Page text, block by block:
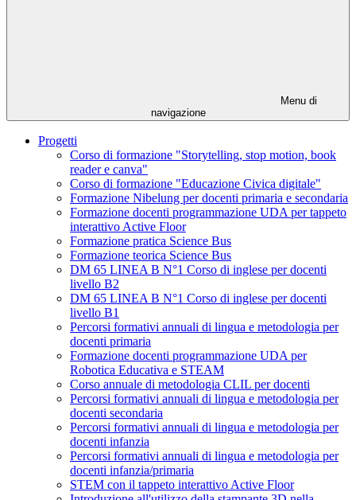
Menu di
navigazione
Progetti
Corso di formazione "Storytelling, stop motion, book
reader e canva"
Corso di formazione "Educazione Civica digitale"
Formazione Nibelung per docenti primaria e secondaria
Formazione docenti programmazione UDA per tappeto
interattivo Active Floor
Formazione pratica Science Bus
Formazione teorica Science Bus
DM 65 LINEA B N°1 Corso di inglese per docenti
livello B2
DM 65 LINEA B N°1 Corso di inglese per docenti
livello B1
Percorsi formativi annuali di lingua e metodologia per
docenti primaria
Formazione docenti programmazione UDA per
Robotica Educativa e STEAM
Corso annuale di metodologia CLIL per docenti
Percorsi formativi annuali di lingua e metodologia per
docenti secondaria
Percorsi formativi annuali di lingua e metodologia per
docenti infanzia
Percorsi formativi annuali di lingua e metodologia per
docenti infanzia/primaria
STEM con il tappeto interattivo Active Floor